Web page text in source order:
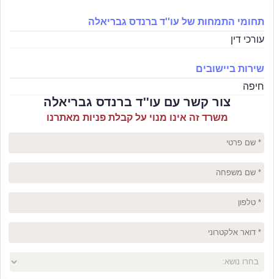
תחומי התמחות של עו''ד ברנדס גבריאלה
עורכי דין
שירות ביישובים
חיפה
צור קשר עם עו''ד ברנדס גבריאלה
משרד זה אינו מנוי על קבלת פניות מאתרנו